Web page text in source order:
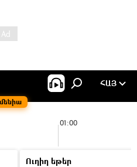
ՀԱՅ
01:00
Ուղիղ եթեր